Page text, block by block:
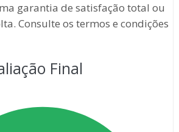
garantia de satisfação total ou
Consulte os termos e condições
Final